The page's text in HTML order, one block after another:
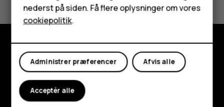
Tablets
Min konto
Ja Nej
Udforsk
Om
Planet and people
nederst på siden. Få flere oplysninger om vores
cookiepolitik.
Afvis alle
Administrer præferencer
Acceptér alle